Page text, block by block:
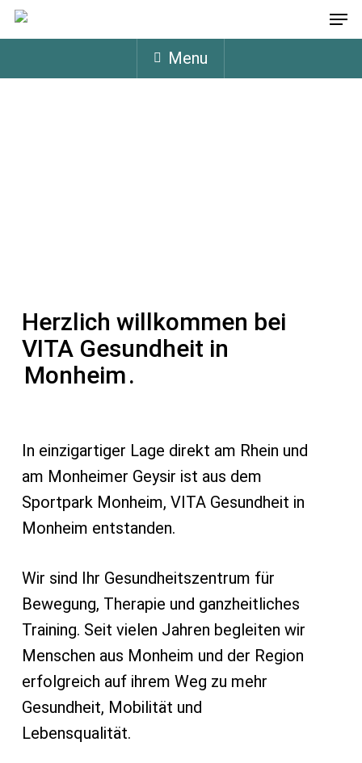
Skip
to
Menu
Herzlich willkommen bei
VITA Gesundheit in
Monheim.
In einzigartiger Lage direkt am Rhein und
am Monheimer Geysir ist aus dem
Sportpark Monheim, VITA Gesundheit in
Monheim entstanden.
Wir sind Ihr Gesundheitszentrum für
Bewegung, Therapie und ganzheitliches
Training. Seit vielen Jahren begleiten wir
Menschen aus Monheim und der Region
erfolgreich auf ihrem Weg zu mehr
Gesundheit, Mobilität und
Lebensqualität.